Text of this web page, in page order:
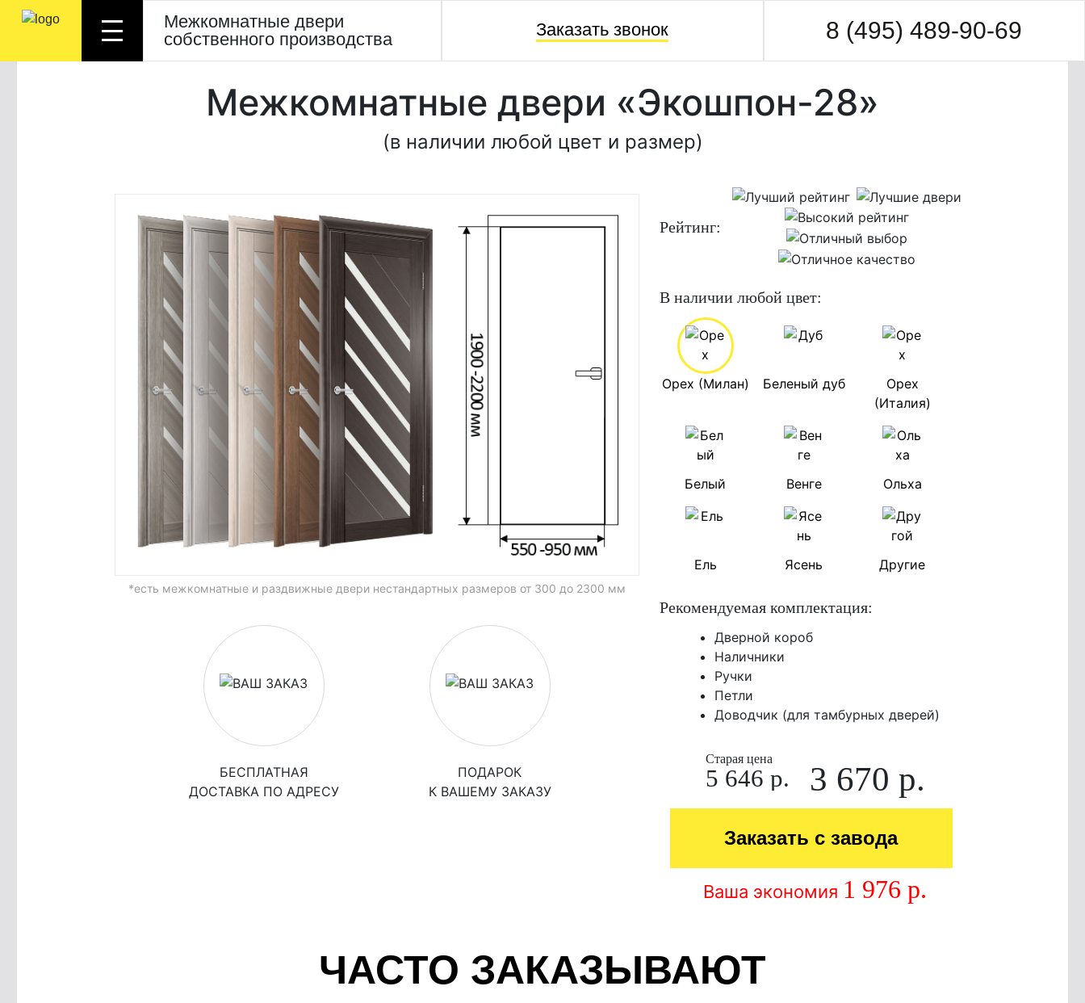
Межкомнатные двери
собственного производства
Заказать звонок 8 (495) 489-90-69
Межкомнатные двери «Экошпон-28»
(в наличии любой цвет и размер)
*есть межкомнатные и раздвижные двери нестандартных размеров от 300 до 2300 мм
БЕСПЛАТНАЯ
ДОСТАВКА ПО АДРЕСУ
ПОДАРОК
К ВАШЕМУ ЗАКАЗУ
Рейтинг:
В наличии любой цвет:
Орех (Милан) Беленый дуб
Орех
(Италия)
Белый Венге Ольха
Ель Ясень Другие
Рекомендуемая комплектация:
Дверной короб
Наличники
Ручки
Петли
Доводчик (для тамбурных дверей)
Старая цена
5 646 р. 3 670 р.
Заказать с завода
Ваша экономия 1 976 р.
ЧАСТО ЗАКАЗЫВАЮТ